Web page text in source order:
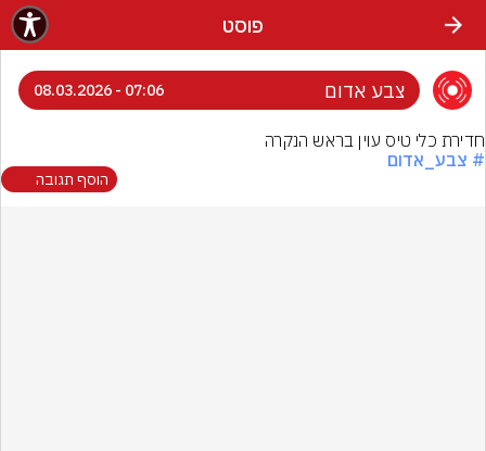
פוסט
צבע אדום 07:06 - 08.03.2026
חדירת כלי טיס עוין בראש הנקרה
# צבע_אדום
הוסף תגובה